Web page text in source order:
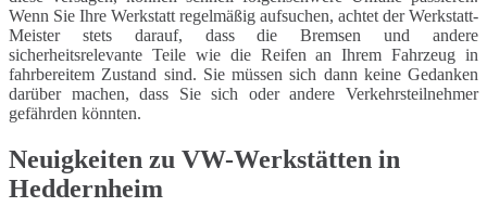
Wenn Sie Ihre Werkstatt regelmäßig aufsuchen, achtet der Werkstatt-
Meister stets darauf, dass die Bremsen und andere
sicherheitsrelevante Teile wie die Reifen an Ihrem Fahrzeug in
fahrbereitem Zustand sind. Sie müssen sich dann keine Gedanken
darüber machen, dass Sie sich oder andere Verkehrsteilnehmer
gefährden könnten.
Neuigkeiten zu VW-Werkstätten in
Heddernheim